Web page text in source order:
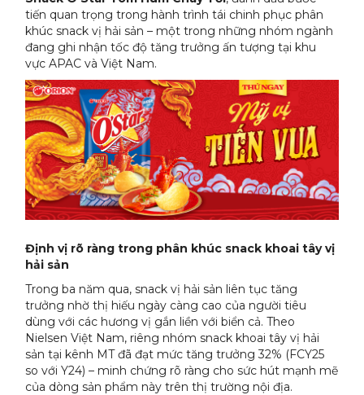
tiến quan trọng trong hành trình tái chinh phục phân
khúc snack vị hải sản – một trong những nhóm ngành
đang ghi nhận tốc độ tăng trưởng ấn tượng tại khu
vực APAC và Việt Nam.
Định vị rõ ràng trong phân khúc snack khoai tây vị
hải sản
Trong ba năm qua, snack vị hải sản liên tục tăng
trưởng nhờ thị hiếu ngày càng cao của người tiêu
dùng với các hương vị gắn liền với biển cả. Theo
Nielsen Việt Nam, riêng nhóm snack khoai tây vị hải
sản tại kênh MT đã đạt mức tăng trưởng 32% (FCY25
so với Y24) – minh chứng rõ ràng cho sức hút mạnh mẽ
của dòng sản phẩm này trên thị trường nội địa.